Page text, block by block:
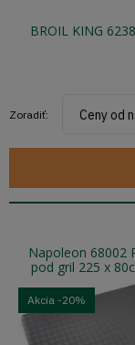
BROIL KING
Zoradiť: Ceny od
Napoleon 68002
pod gril 225 x
Akcia -20%